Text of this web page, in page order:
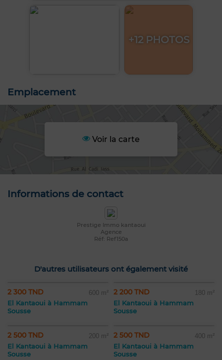
+12 PHOTOS
Emplacement
Voir la carte
Informations de contact
Prestige Immo kantaoui
Agence
Réf: Ref150a
D'autres utilisateurs ont également visité
2 300 TND 600 m²
El Kantaoui à Hammam
Sousse
2 200 TND 180 m²
El Kantaoui à Hammam
Sousse
2 500 TND 200 m²
El Kantaoui à Hammam
Sousse
2 500 TND 400 m²
El Kantaoui à Hammam
Sousse